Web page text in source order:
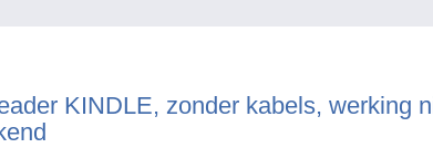
KINDLE, zonder kabels, werking